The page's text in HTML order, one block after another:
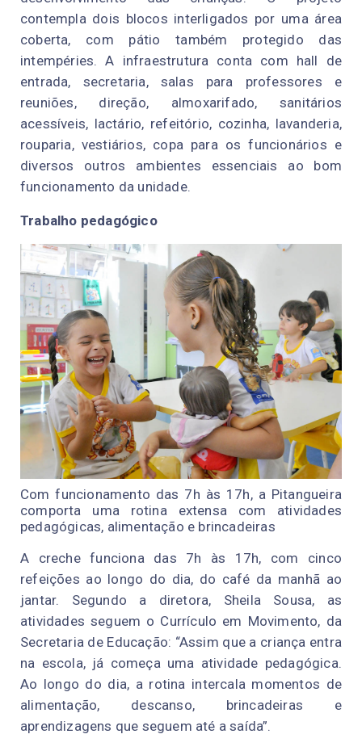
contempla dois blocos interligados por uma área
coberta, com pátio também protegido das
intempéries. A infraestrutura conta com hall de
entrada, secretaria, salas para professores e
reuniões, direção, almoxarifado, sanitários
acessíveis, lactário, refeitório, cozinha, lavanderia,
rouparia, vestiários, copa para os funcionários e
diversos outros ambientes essenciais ao bom
funcionamento da unidade.
Trabalho pedagógico
Com funcionamento das 7h às 17h, a Pitangueira
comporta uma rotina extensa com atividades
pedagógicas, alimentação e brincadeiras
A creche funciona das 7h às 17h, com cinco
refeições ao longo do dia, do café da manhã ao
jantar. Segundo a diretora, Sheila Sousa, as
atividades seguem o Currículo em Movimento, da
Secretaria de Educação: “Assim que a criança entra
na escola, já começa uma atividade pedagógica.
Ao longo do dia, a rotina intercala momentos de
alimentação, descanso, brincadeiras e
aprendizagens que seguem até a saída”.